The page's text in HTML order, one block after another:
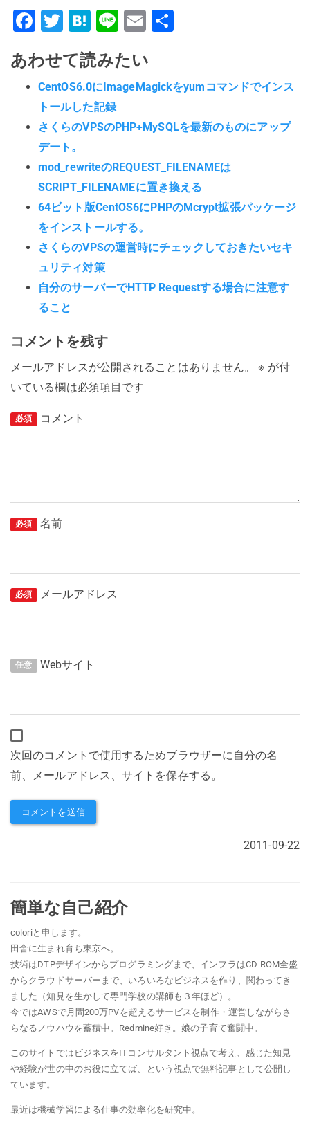
Facebook
Twitter
Hatena
LineEmail
あわせて読みたい
CentOS6.0にImageMagickをyumコマンドでインス
トールした記録
さくらのVPSのPHP+MySQLを最新のものにアップ
デート。
mod_rewriteのREQUEST_FILENAMEは
SCRIPT_FILENAMEに置き換える
64ビット版CentOS6にPHPのMcrypt拡張パッケージ
をインストールする。
さくらのVPSの運営時にチェックしておきたいセキ
ュリティ対策
自分のサーバーでHTTP Requestする場合に注意す
ること
コメントを残す
メールアドレスが公開されることはありません。 ※ が付
いている欄は必須項目です
必須 コメント
必須 名前
必須 メールアドレス
任意 Webサイト
次回のコメントで使用するためブラウザーに自分の名
前、メールアドレス、サイトを保存する。
2011-09-22
簡単な自己紹介
coloriと申します。
田舎に生まれ育ち東京へ。
技術はDTPデザインからプログラミングまで、インフラはCD-ROM全盛
からクラウドサーバーまで、いろいろなビジネスを作り、関わってき
ました（知見を生かして専門学校の講師も３年ほど）。
今ではAWSで月間200万PVを超えるサービスを制作・運営しながらさ
らなるノウハウを蓄積中。Redmine好き。娘の子育て奮闘中。
このサイトではビジネスをITコンサルタント視点で考え、感じた知見
や経験が世の中のお役に立てば、という視点で無料記事として公開し
ています。
最近は機械学習による仕事の効率化を研究中。